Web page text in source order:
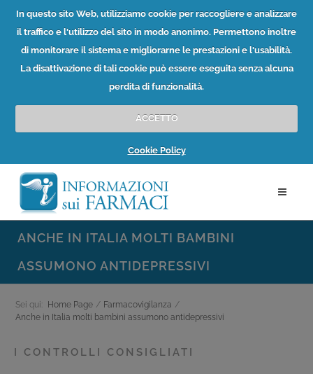
In questo sito Web, utilizziamo cookie per raccogliere e analizzare
il traffico e l'utilizzo del sito in modo anonimo. Permettono inoltre
di monitorare il sistema e migliorarne le prestazioni e l'usabilità.
La disattivazione di tali cookie può essere eseguita senza alcuna
perdita di funzionalità.
ACCETTO
Cookie Policy
ANCHE IN ITALIA MOLTI BAMBINI
ASSUMONO ANTIDEPRESSIVI
Sei qui: Home Page / Farmacovigilanza /
Anche in Italia molti bambini assumono antidepressivi
I CONTROLLI CONSIGLIATI